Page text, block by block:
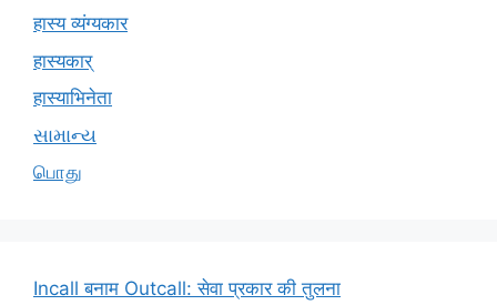
हास्य व्यंग्यकार
हास्यकार्
हास्याभिनेता
સામાન્ય
பொது
Incall बनाम Outcall: सेवा प्रकार की तुलना